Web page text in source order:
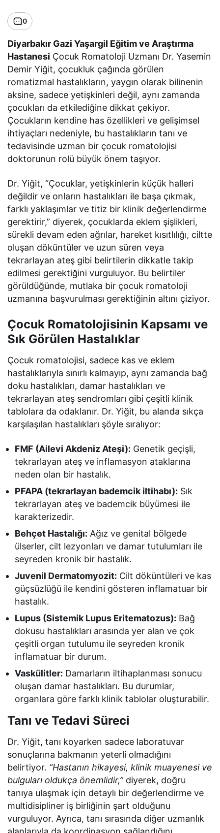
0
Diyarbakır Gazi Yaşargil Eğitim ve Araştırma
Hastanesi Çocuk Romatoloji Uzmanı Dr. Yasemin
Demir Yiğit, çocukluk çağında görülen
romatizmal hastalıkların, yaygın olarak bilinenin
aksine, sadece yetişkinleri değil, aynı zamanda
çocukları da etkilediğine dikkat çekiyor.
Çocukların kendine has özellikleri ve gelişimsel
ihtiyaçları nedeniyle, bu hastalıkların tanı ve
tedavisinde uzman bir çocuk romatolojisi
doktorunun rolü büyük önem taşıyor.
Dr. Yiğit, “Çocuklar, yetişkinlerin küçük halleri
değildir ve onların hastalıkları ile başa çıkmak,
farklı yaklaşımlar ve titiz bir klinik değerlendirme
gerektirir,” diyerek, çocuklarda eklem şişlikleri,
sürekli devam eden ağrılar, hareket kısıtlılığı, ciltte
oluşan döküntüler ve uzun süren veya
tekrarlayan ateş gibi belirtilerin dikkatle takip
edilmesi gerektiğini vurguluyor. Bu belirtiler
görüldüğünde, mutlaka bir çocuk romatoloji
uzmanına başvurulması gerektiğinin altını çiziyor.
Çocuk Romatolojisinin Kapsamı ve
Sık Görülen Hastalıklar
Çocuk romatolojisi, sadece kas ve eklem
hastalıklarıyla sınırlı kalmayıp, aynı zamanda bağ
doku hastalıkları, damar hastalıkları ve
tekrarlayan ateş sendromları gibi çeşitli klinik
tablolara da odaklanır. Dr. Yiğit, bu alanda sıkça
karşılaşılan hastalıkları şöyle sıralıyor:
FMF (Ailevi Akdeniz Ateşi): Genetik geçişli,
tekrarlayan ateş ve inflamasyon ataklarına
neden olan bir hastalık.
PFAPA (tekrarlayan bademcik iltihabı): Sık
tekrarlayan ateş ve bademcik büyümesi ile
karakterizedir.
Behçet Hastalığı: Ağız ve genital bölgede
ülserler, cilt lezyonları ve damar tutulumları ile
seyreden kronik bir hastalık.
Juvenil Dermatomyozit: Cilt döküntüleri ve kas
güçsüzlüğü ile kendini gösteren inflamatuar bir
hastalık.
Lupus (Sistemik Lupus Eritematozus): Bağ
dokusu hastalıkları arasında yer alan ve çok
çeşitli organ tutulumu ile seyreden kronik
inflamatuar bir durum.
Vaskülitler: Damarların iltihaplanması sonucu
oluşan damar hastalıkları. Bu durumlar,
organlara göre farklı klinik tablolar oluşturabilir.
Tanı ve Tedavi Süreci
Dr. Yiğit, tanı koyarken sadece laboratuvar
sonuçlarına bakmanın yeterli olmadığını
belirtiyor. “Hastanın hikayesi, klinik muayenesi ve
bulguları oldukça önemlidir,”diyerek, doğru
tanıya ulaşmak için detaylı bir değerlendirme ve
multidisipliner iş birliğinin şart olduğunu
vurguluyor. Ayrıca, tanı sırasında diğer uzmanlık